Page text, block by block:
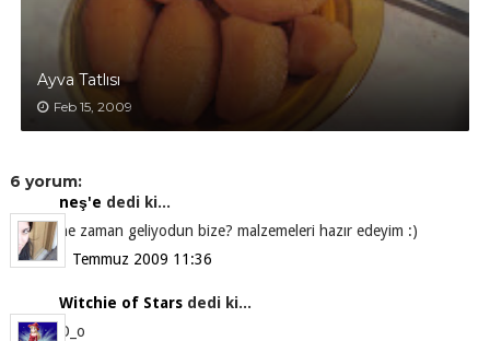
Ayva Tatlısı
Feb 15, 2009
6 yorum:
neş'e dedi ki...
ne zaman geliyodun bize? malzemeleri hazır edeyim :)
3 Temmuz 2009 11:36
Witchie of Starsdedi ki...
O_o